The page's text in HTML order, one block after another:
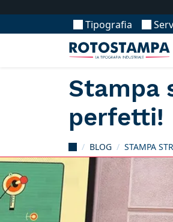
Tipografia
Stampa
perfetti!
BLOG STAMPA